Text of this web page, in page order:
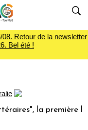
Retour de la newsletter
Bel été !
la première